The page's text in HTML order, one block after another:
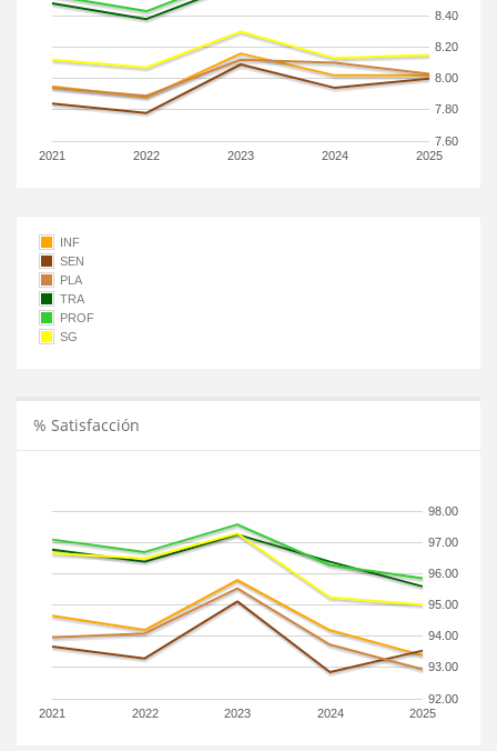
2021 2022 2023 2024 2025
7.60
7.80
8.00
8.20
8.40
INF
SEN
PLA
TRA
PROF
SG
% Satisfacción
2021 2022 2023 2024 2025
92.00
93.00
94.00
95.00
96.00
97.00
98.00